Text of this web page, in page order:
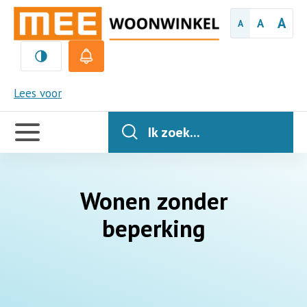
A A A
Lees voor
MEE
Handige
links
Ik zoek...
Wonen zonder
beperking